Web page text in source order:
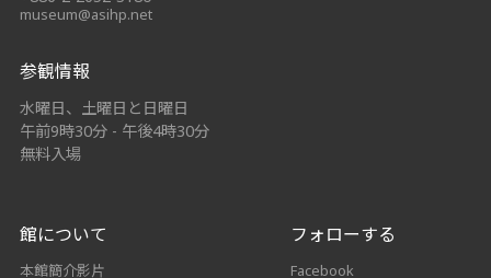
museum@asihp.net
参観情報
水曜日、土曜日と日曜日
午前9時30分 - 午後4時30分
無料入場
館について
本館簡介影片
フォローする
Facebook